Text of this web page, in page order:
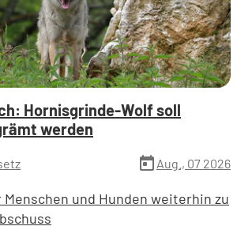
Hornisgrinde-Wolf soll
werden
today Aug., 07 2026
Menschen und Hunden weiterhin zu